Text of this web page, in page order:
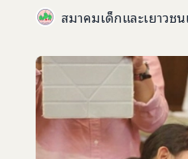
สมาคมเด็กและเยาว